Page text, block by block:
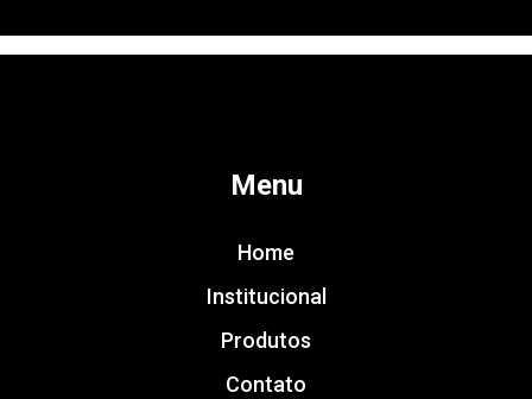
Menu
Home
Institucional
Produtos
Contato